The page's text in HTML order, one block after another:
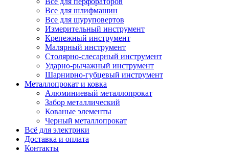
Все для шлифмашин
Все для шуруповертов
Измерительный инструмент
Крепежный инструмент
Малярный инструмент
Столярно-слесарный инструмент
Ударно-рычажный инструмент
Шарнирно-губцевый инструмент
Металлопрокат и ковка
Алюминиевый металлопрокат
Забор металлический
Кованые элементы
Черный металлопрокат
Всё для электрики
Доставка и оплата
Контакты